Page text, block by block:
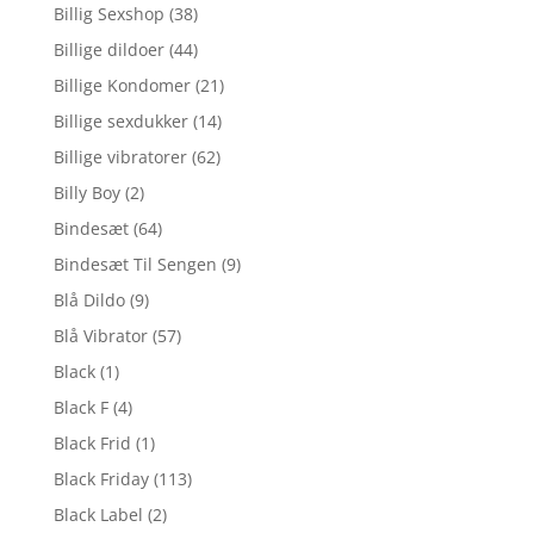
Billig Sexshop (38)
Billige dildoer (44)
Billige Kondomer (21)
Billige sexdukker (14)
Billige vibratorer (62)
Billy Boy (2)
Bindesæt (64)
Bindesæt Til Sengen (9)
Blå Dildo (9)
Blå Vibrator (57)
Black (1)
Black F (4)
Black Frid (1)
Black Friday (113)
Black Label (2)